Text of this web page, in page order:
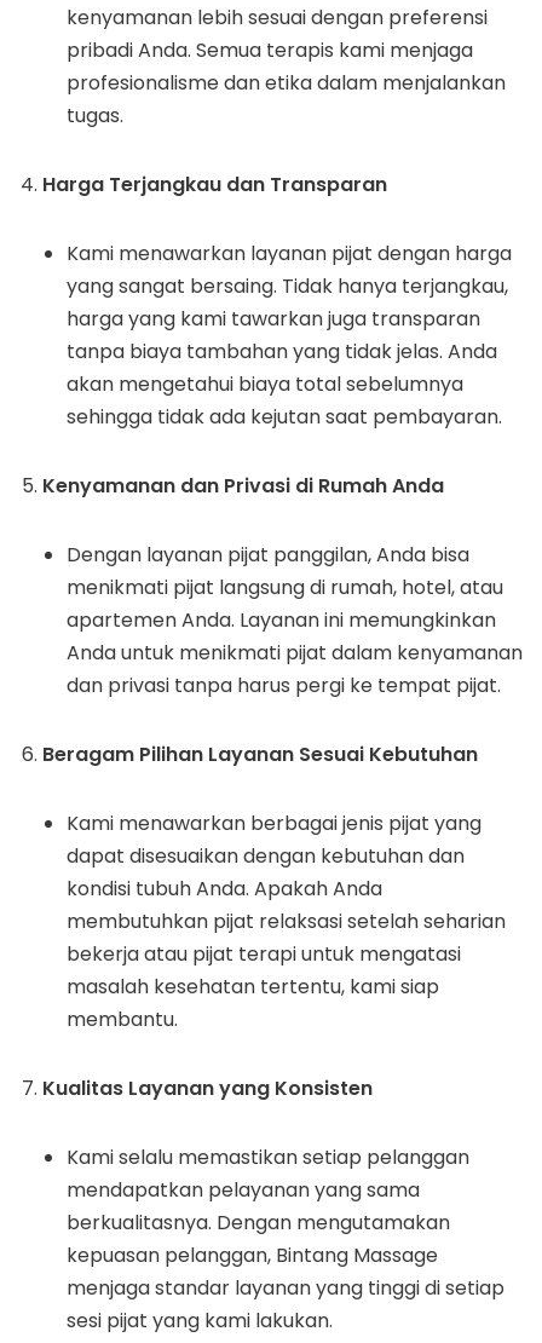
kenyamanan lebih sesuai dengan preferensi
pribadi Anda. Semua terapis kami menjaga
profesionalisme dan etika dalam menjalankan
tugas.
Harga Terjangkau dan Transparan
Kami menawarkan layanan pijat dengan harga
yang sangat bersaing. Tidak hanya terjangkau,
harga yang kami tawarkan juga transparan
tanpa biaya tambahan yang tidak jelas. Anda
akan mengetahui biaya total sebelumnya
sehingga tidak ada kejutan saat pembayaran.
Kenyamanan dan Privasi di Rumah Anda
Dengan layanan pijat panggilan, Anda bisa
menikmati pijat langsung di rumah, hotel, atau
apartemen Anda. Layanan ini memungkinkan
Anda untuk menikmati pijat dalam kenyamanan
dan privasi tanpa harus pergi ke tempat pijat.
Beragam Pilihan Layanan Sesuai Kebutuhan
Kami menawarkan berbagai jenis pijat yang
dapat disesuaikan dengan kebutuhan dan
kondisi tubuh Anda. Apakah Anda
membutuhkan pijat relaksasi setelah seharian
bekerja atau pijat terapi untuk mengatasi
masalah kesehatan tertentu, kami siap
membantu.
Kualitas Layanan yang Konsisten
Kami selalu memastikan setiap pelanggan
mendapatkan pelayanan yang sama
berkualitasnya. Dengan mengutamakan
kepuasan pelanggan, Bintang Massage
menjaga standar layanan yang tinggi di setiap
sesi pijat yang kami lakukan.